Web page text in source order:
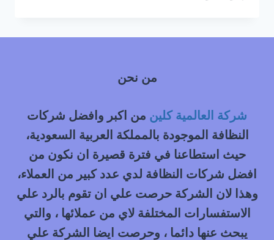
بالبخار
من نحن
شركة العالمية كلين من اكبر وافضل شركات
النظافة الموجودة بالمملكة العربية السعودية،
حيث استطاعنا في فترة قصيرة ان نكون من
افضل شركات النظافة لدي عدد كبير من العملاء،
وهذا لان الشركة حرصت علي ان تقوم بالرد علي
الاستفسارات المختلفة لاي من عملائها ، والتي
يبحث عنها دائما ، وحرصت ايضا الشركة علي